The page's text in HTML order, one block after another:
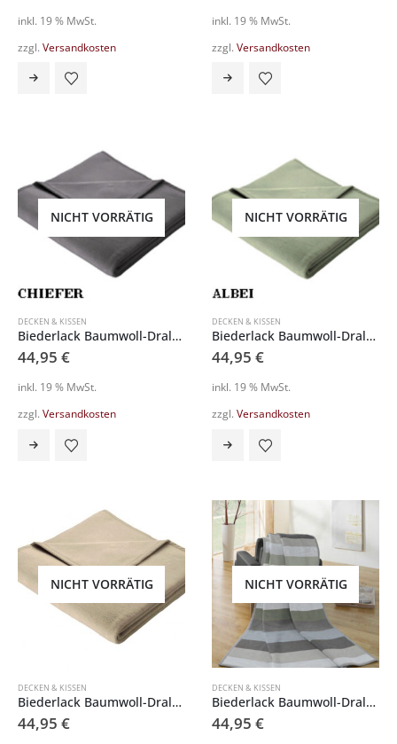
inkl. 19 % MwSt.
zzgl. Versandkosten
inkl. 19 % MwSt.
zzgl. Versandkosten
NICHT VORRÄTIG
DECKEN & KISSEN
Biederlack Baumwoll-Dralon Schlafdecke 722218
44,95 €
inkl. 19 % MwSt.
zzgl. Versandkosten
NICHT VORRÄTIG
DECKEN & KISSEN
Biederlack Baumwoll-Dralon Schlafdecke 746351
44,95 €
inkl. 19 % MwSt.
zzgl. Versandkosten
NICHT VORRÄTIG
DECKEN & KISSEN
Biederlack Baumwoll-Dralon Schlafdecke 766120
44,95 €
NICHT VORRÄTIG
DECKEN & KISSEN
Biederlack Baumwoll-Dralon Schlafdecke 797001
44,95 €